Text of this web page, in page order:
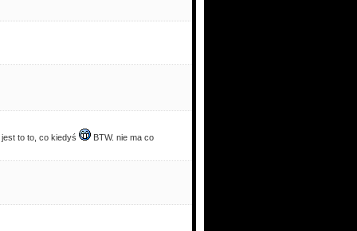
to to, co kiedyś
BTW. nie ma co